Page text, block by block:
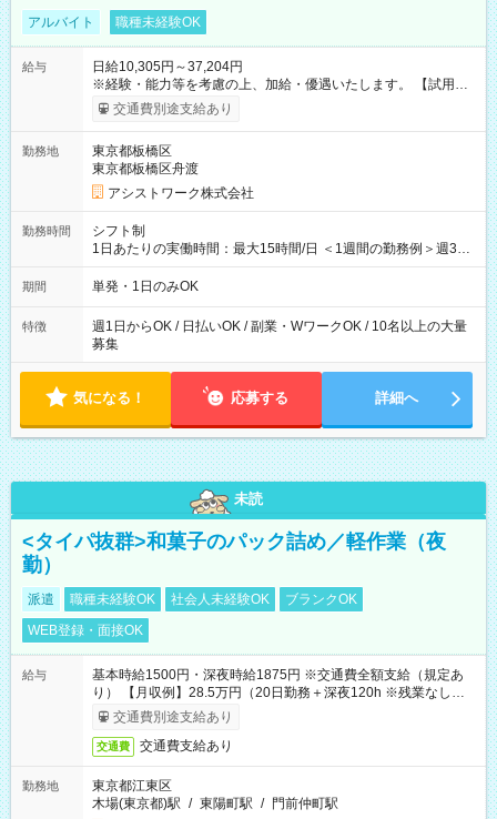
アルバイト 職種未経験OK
給与
日給10,305円～37,204円
※経験・能力等を考慮の上、加給・優遇いたします。 【試用期
間】試用期間なし
交通費別途支給あり
勤務地
東京都板橋区
東京都板橋区舟渡
アシストワーク株式会社
勤務時間
シフト制
1日あたりの実働時間：最大15時間/日 ＜1週間の勤務例＞週3回
勤務 勤務：月・水・金 休み：火・木・土・日 好きな時にお仕事
可能です！ ※1日あたりの最大実働時間は日勤、夜勤共に勤務し
期間 単発・1日のみOK
特徴
週1日からOK / 日払いOK / 副業・WワークOK / 10名以上の大量
募集
気になる！ 応募する 詳細へ
未読
<タイパ抜群>和菓子のパック詰め／軽作業（夜
勤）
派遣 職種未経験OK 社会人未経験OK
ブランクOK
WEB登録・面接OK
給与
基本時給1500円・深夜時給1875円 ※交通費全額支給（規定あ
り） 【月収例】28.5万円（20日勤務＋深夜120h ※残業なしの場
合）交通費別途支給あり
交通費 交通費支給あり
勤務地
東京都江東区
木場(東京都)駅 / 東陽町駅 / 門前仲町駅